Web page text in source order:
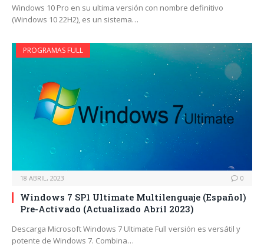
Windows 10 Pro en su ultima versión con nombre definitivo
(Windows 10 22H2), es un sistema…
PROGRAMAS FULL
18 ABRIL, 2023 0
Windows 7 SP1 Ultimate Multilenguaje (Español)
Pre-Activado (Actualizado Abril 2023)
Descarga Microsoft Windows 7 Ultimate Full versión es versátil y
potente de Windows 7. Combina…